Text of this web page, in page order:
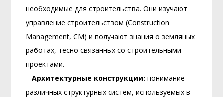
необходимые для строительства. Они изучают
управление строительством (Construction
Management, CM) и получают знания о земляных
работах, тесно связанных со строительными
проектами.
–Архитектурные конструкции: понимание
различных структурных систем, используемых в